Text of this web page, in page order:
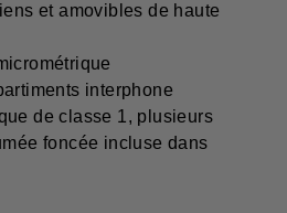
et amovibles de haute
interphone
de classe 1, plusieurs
foncée incluse dans